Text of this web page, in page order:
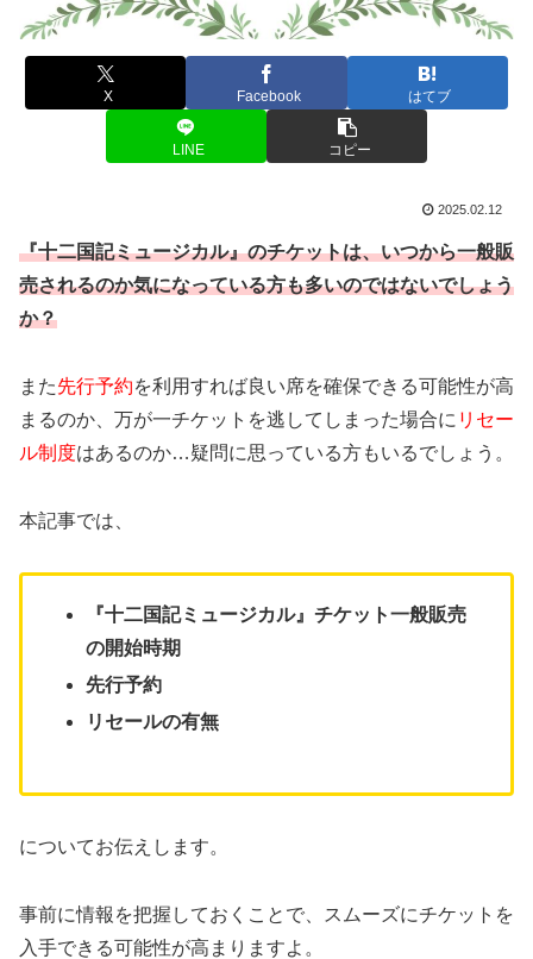
X Facebook はてブ
LINE コピー
2025.02.12
『十二国記ミュージカル』のチケットは、いつから一般販
売されるのか気になっている方も多いのではないでしょう
か？
また先行予約を利用すれば良い席を確保できる可能性が高
まるのか、万が一チケットを逃してしまった場合に リセー
ル制度はあるのか…疑問に思っている方もいるでしょう。
本記事では、
『十二国記ミュージカル』チケット一般販売
の開始時期
先行予約
リセールの有無
についてお伝えします。
事前に情報を把握しておくことで、スムーズにチケットを
入手できる可能性が高まりますよ。